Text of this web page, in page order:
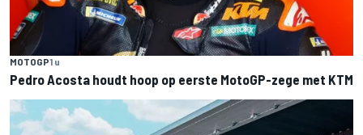
MOTOGP1 u
Pedro Acosta houdt hoop op eerste MotoGP-zege met KTM